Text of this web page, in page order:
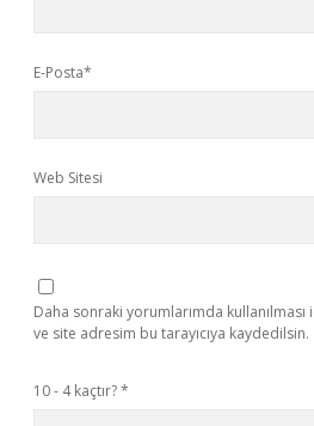
E-Posta*
Web Sitesi
Daha sonraki yorumlarımda
ve site adresim bu tarayıcıya kaydedilsin.
10 - 4 kaçtır?*